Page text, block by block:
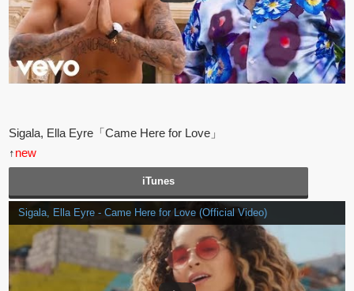
Sigala, Ella Eyre「Came Here for Love」
↑new
iTunes
Sigala, Ella Eyre - Came Here for Love (Official Video)